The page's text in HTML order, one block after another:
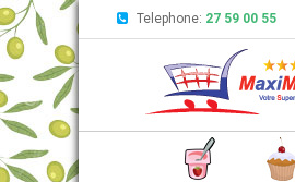
Telephone: 27 59 00 55